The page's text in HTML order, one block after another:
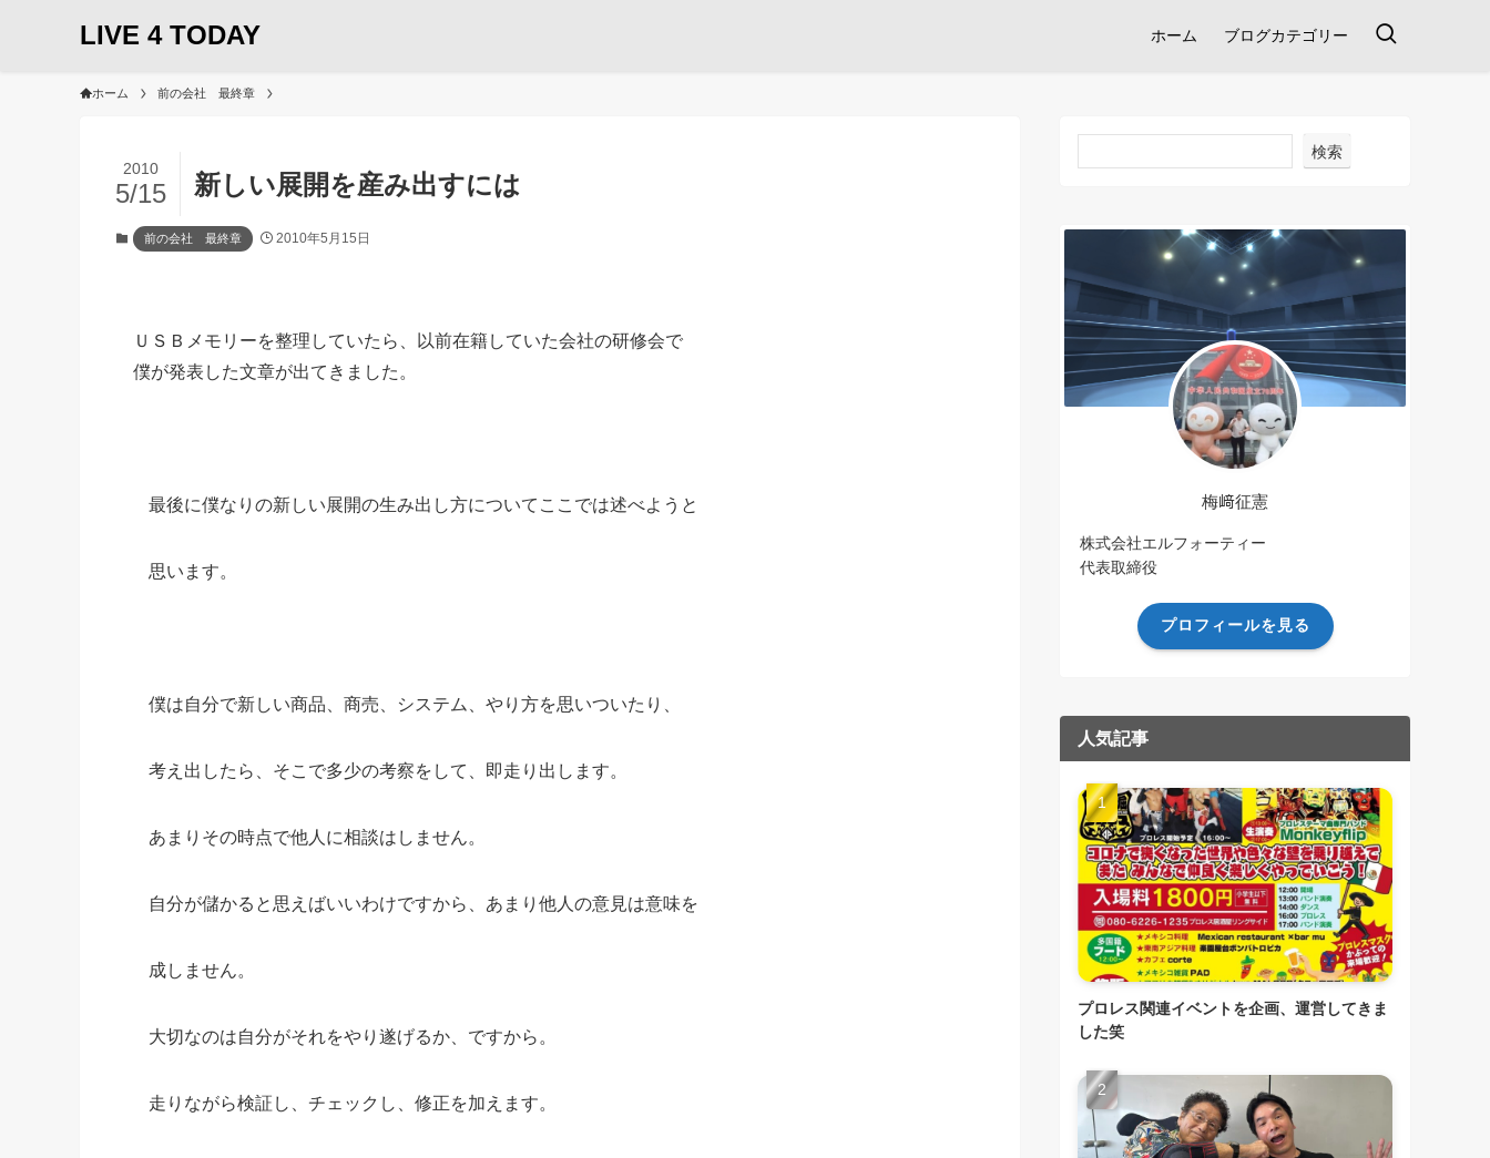
LIVE 4 TODAY ホーム ブログカテゴリー
ホーム 前の会社 最終章
新しい展開を産み出すには
2010
5/15
前の会社 最終章 2010年5月15日
ＵＳＢメモリーを整理していたら、以前在籍していた会社の研修会で
僕が発表した文章が出てきました。
最後に僕なりの新しい展開の生み出し方についてここでは述べようと
思います。
僕は自分で新しい商品、商売、システム、やり方を思いついたり、
考え出したら、そこで多少の考察をして、即走り出します。
あまりその時点で他人に相談はしません。
自分が儲かると思えばいいわけですから、あまり他人の意見は意味を
成しません。
大切なのは自分がそれをやり遂げるか、ですから。
走りながら検証し、チェックし、修正を加えます。
検索
梅﨑征憲
株式会社エルフォーティー
代表取締役
プロフィールを見る
人気記事
プロレス関連イベントを企画、運営してきま
した笑